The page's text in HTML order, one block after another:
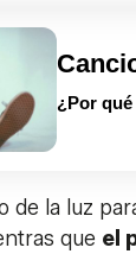
¿Por
de la luz
que el